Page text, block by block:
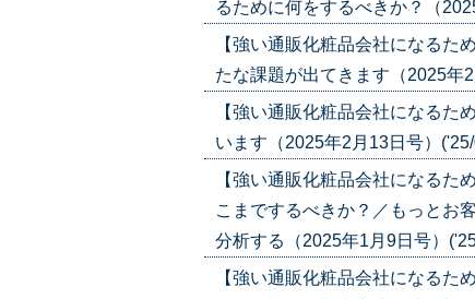
るために何をするべきか？（
【強い通販化粧品会社になる
たな課題が出てきます（2025年
【強い通販化粧品会社になる
います（2025年2月13日号）
【強い通販化粧品会社になる
こまでするべきか？／もっとお
分析する（2025年1月9日号）
【強い通販化粧品会社になる